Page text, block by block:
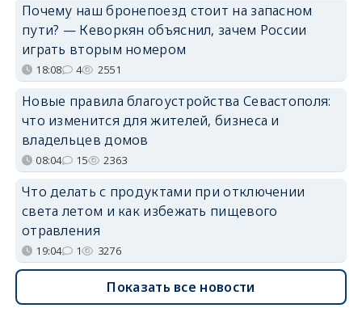
Почему наш бронепоезд стоит на запасном
пути? — Кеворкян объяснил, зачем России
играть вторым номером
18:08 4 2551
Новые правила благоустройства Севастополя:
что изменится для жителей, бизнеса и
владельцев домов
08:04 15 2363
Что делать с продуктами при отключении
света летом и как избежать пищевого
отравления
19:04 1 3276
Показать все новости